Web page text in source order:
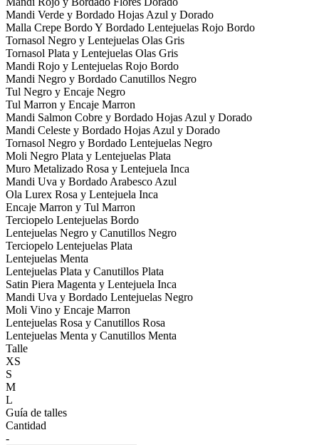
Mandi Verde y Bordado Hojas Azul y Dorado
Malla Crepe Bordo Y Bordado Lentejuelas Rojo Bordo
Tornasol Negro y Lentejuelas Olas Gris
Tornasol Plata y Lentejuelas Olas Gris
Mandi Rojo y Lentejuelas Rojo Bordo
Mandi Negro y Bordado Canutillos Negro
Tul Negro y Encaje Negro
Tul Marron y Encaje Marron
Mandi Salmon Cobre y Bordado Hojas Azul y Dorado
Mandi Celeste y Bordado Hojas Azul y Dorado
Tornasol Negro y Bordado Lentejuelas Negro
Moli Negro Plata y Lentejuelas Plata
Muro Metalizado Rosa y Lentejuela Inca
Mandi Uva y Bordado Arabesco Azul
Ola Lurex Rosa y Lentejuela Inca
Encaje Marron y Tul Marron
Terciopelo Lentejuelas Bordo
Lentejuelas Negro y Canutillos Negro
Terciopelo Lentejuelas Plata
Lentejuelas Menta
Lentejuelas Plata y Canutillos Plata
Satin Piera Magenta y Lentejuela Inca
Mandi Uva y Bordado Lentejuelas Negro
Moli Vino y Encaje Marron
Lentejuelas Rosa y Canutillos Rosa
Lentejuelas Menta y Canutillos Menta
Talle
XS
S
M
L
Guía de talles
Cantidad
-